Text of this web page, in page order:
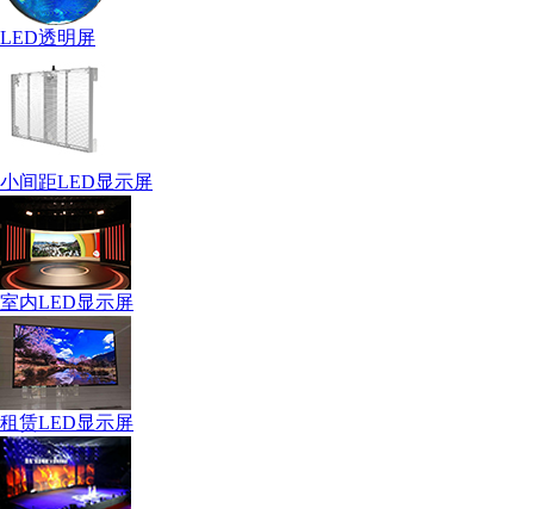
LED透明屏
小间距LED显示屏
室内LED显示屏
租赁LED显示屏